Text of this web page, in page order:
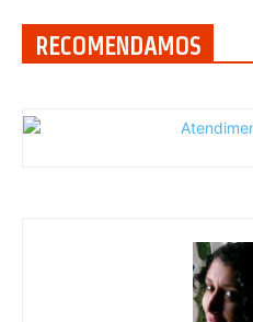
RECOMENDAMOS